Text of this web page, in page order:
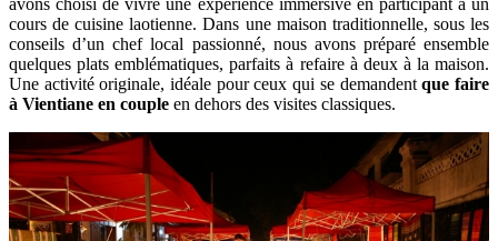
avons choisi de vivre une expérience immersive en participant à un
cours de cuisine laotienne. Dans une maison traditionnelle, sous les
conseils d’un chef local passionné, nous avons préparé ensemble
quelques plats emblématiques, parfaits à refaire à deux à la maison.
Une activité originale, idéale pour ceux qui se demandentque faire
à Vientiane en couple en dehors des visites classiques.